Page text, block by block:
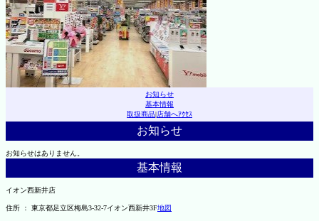
お知らせ
基本情報
取扱商品|店舗へｱｸｾｽ
お知らせ
お知らせはありません。
基本情報
イオン西新井店
住所 ： 東京都足立区梅島3-32-7イオン西新井3F地図